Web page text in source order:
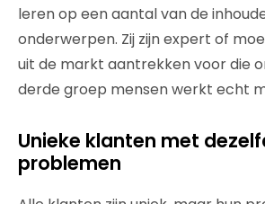
leren op een aantal van de
onderwerpen. Zij zijn expert of
uit de markt aantrekken voor die
derde groep mensen werkt echt
Unieke klanten met
problemen